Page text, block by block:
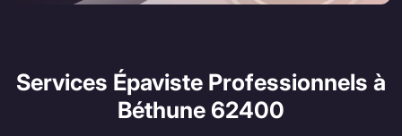
Services Épaviste Professionnels à
Béthune 62400